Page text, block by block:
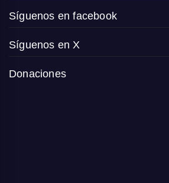
Síguenos en facebook
Síguenos en X
Donaciones